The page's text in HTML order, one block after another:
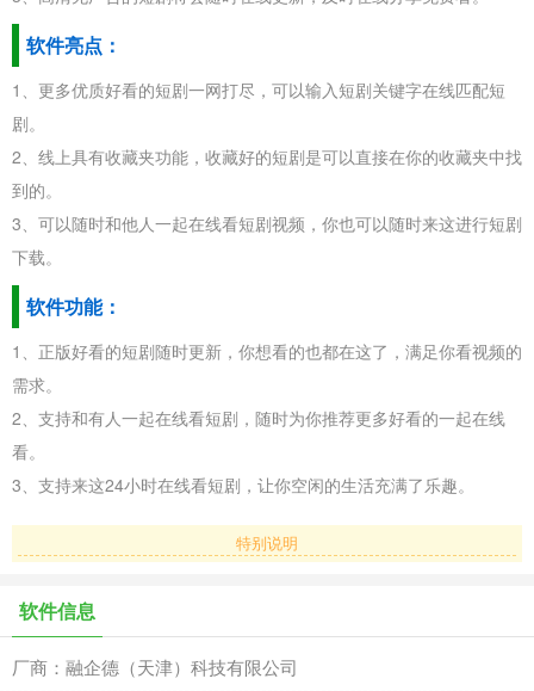
软件亮点：
1、更多优质好看的短剧一网打尽，可以输入短剧关键字在线匹配短
剧。
2、线上具有收藏夹功能，收藏好的短剧是可以直接在你的收藏夹中找
到的。
3、可以随时和他人一起在线看短剧视频，你也可以随时来这进行短剧
下载。
软件功能：
1、正版好看的短剧随时更新，你想看的也都在这了，满足你看视频的
需求。
2、支持和有人一起在线看短剧，随时为你推荐更多好看的一起在线
看。
3、支持来这24小时在线看短剧，让你空闲的生活充满了乐趣。
特别说明
软件信息
厂商：融企德（天津）科技有限公司